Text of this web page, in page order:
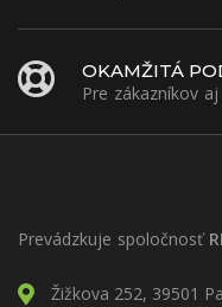
OKAMŽITÁ
Pre zákazníkov
Prevádzkuje spoločnosť
Žižkova 252, 39501